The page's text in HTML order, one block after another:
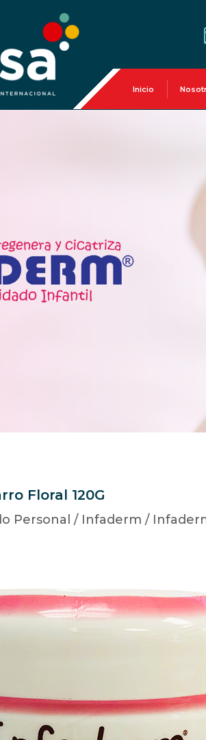
Inicio
Floral 120G
Personal / Infaderm /